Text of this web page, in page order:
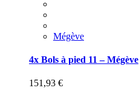
Mégève
4x Bols à pied 11 – Mégève
151,93 €